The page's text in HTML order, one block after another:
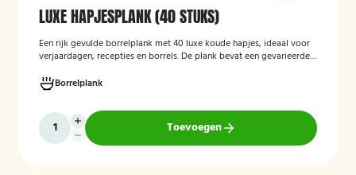
LUXE HAPJESPLANK (40 STUKS)
Een rijk gevulde borrelplank met 40 luxe koude hapjes, ideaal voor
verjaardagen, recepties en borrels. De plank bevat een gevarieerde
stijlvol worden gepresenteerd, zodat je gasten direct kunnen
genieten.
Borrelplank
Toevoegen